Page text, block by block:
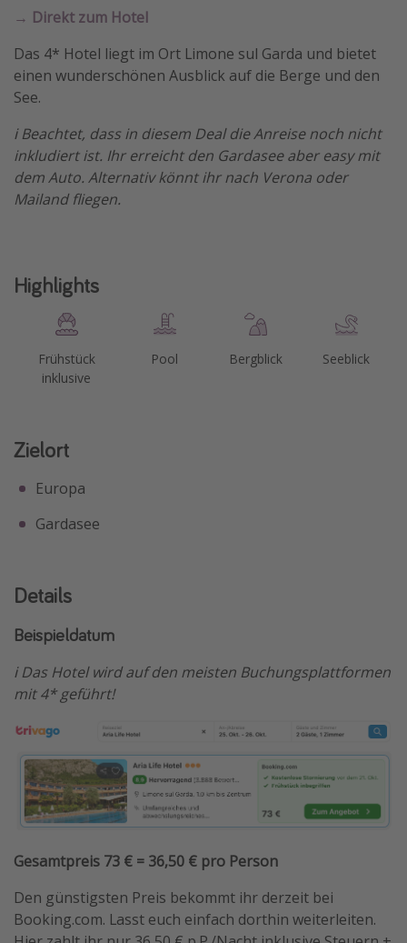
Silvesterreisen
Last Minute Urlaub Mallorca
Last Minute Urlaub Deutschland
→ Direkt zum Hotel
Das 4* Hotel liegt im Ort Limone sul Garda und bietet
einen wunderschönen Ausblick auf die Berge und den
See.
ℹ️ Beachtet, dass in diesem Deal die Anreise noch nicht
inkludiert ist. Ihr erreicht den Gardasee aber easy mit
dem Auto. Alternativ könnt ihr nach Verona oder
Mailand fliegen.
Highlights
Frühstück
inklusive
Pool Bergblick Seeblick
Zielort
Europa
Gardasee
Details
Beispieldatum
ℹ️ Das Hotel wird auf den meisten Buchungsplattformen
mit 4* geführt!
Gesamtpreis 73 € = 36,50 € pro Person
Den günstigsten Preis bekommt ihr derzeit bei
Booking.com. Lasst euch einfach dorthin weiterleiten.